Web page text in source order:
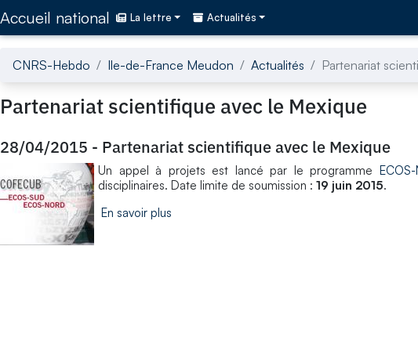
Accueil national La lettre Actualités
CNRS-Hebdo Ile-de-France Meudon Actualités Partenariat
Partenariat scientifique avec le Mexique
28/04/2015 - Partenariat scientifique avec le Mexique
Un appel à projets est lancé par le programme
disciplinaires. Date limite de soumission : 19 juin 2015.
En savoir plus